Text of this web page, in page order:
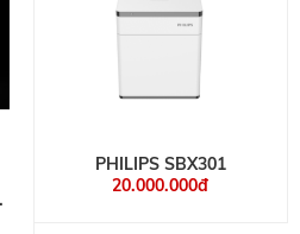
PHILIPS SBX301
20.000.000đ